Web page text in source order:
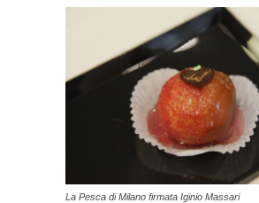
La Pesca di Milano firmata Iginio Massari